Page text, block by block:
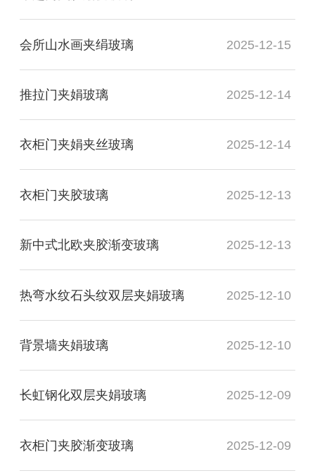
会所山水画夹绢玻璃 2025-12-15
推拉门夹娟玻璃 2025-12-14
衣柜门夹娟夹丝玻璃 2025-12-14
衣柜门夹胶玻璃 2025-12-13
新中式北欧夹胶渐变玻璃 2025-12-13
热弯水纹石头纹双层夹娟玻璃 2025-12-10
背景墙夹娟玻璃 2025-12-10
长虹钢化双层夹娟玻璃 2025-12-09
衣柜门夹胶渐变玻璃 2025-12-09